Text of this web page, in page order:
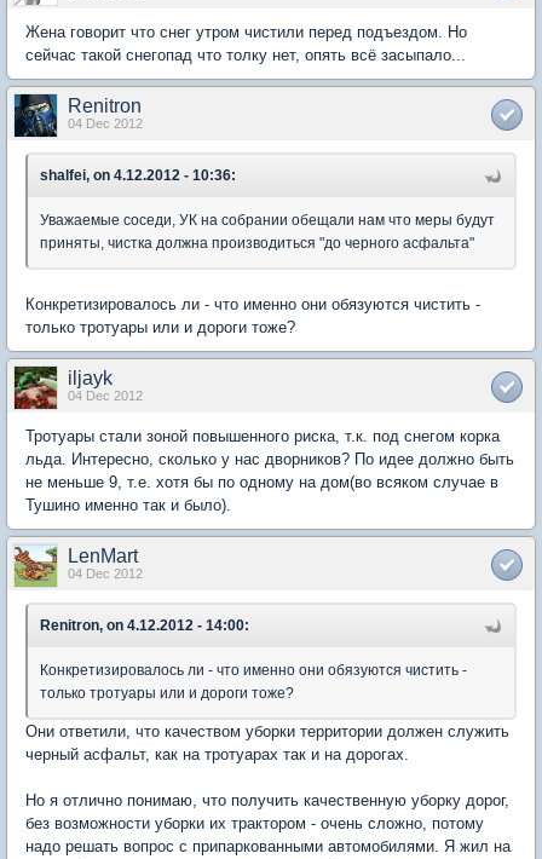
Жена говорит что снег утром чистили перед подъездом. Но
сейчас такой снегопад что толку нет, опять всё засыпало...
Renitron
04 Dec 2012
shalfei, on 4.12.2012 - 10:36:
Уважаемые соседи, УК на собрании обещали нам что меры будут
приняты, чистка должна производиться "до черного асфальта"
Конкретизировалось ли - что именно они обязуются чистить -
только тротуары или и дороги тоже?
iljayk
04 Dec 2012
Тротуары стали зоной повышенного риска, т.к. под снегом корка
льда. Интересно, сколько у нас дворников? По идее должно быть
не меньше 9, т.е. хотя бы по одному на дом(во всяком случае в
Тушино именно так и было).
LenMart
04 Dec 2012
Renitron, on 4.12.2012 - 14:00:
Конкретизировалось ли - что именно они обязуются чистить -
только тротуары или и дороги тоже?
Они ответили, что качеством уборки территории должен служить
черный асфальт, как на тротуарах так и на дорогах.
Но я отлично понимаю, что получить качественную уборку дорог,
без возможности уборки их трактором - очень сложно, потому
надо решать вопрос с припаркованными автомобилями. Я жил на